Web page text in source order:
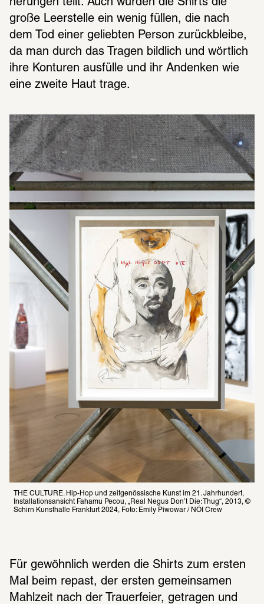
ne­run­gen teilt. Auch würden die Shirts die
große Leer­stelle ein wenig füllen, die nach
dem Tod einer gelieb­ten Person zurück­bleibe,
da man durch das Tragen bild­lich und wört­lich
ihre Kontu­ren ausfülle und ihr Andenken wie
eine zweite Haut trage.
THE CULTURE. Hip-Hop und zeitgenössische Kunst im 21. Jahrhundert,
Installationsansicht Fahamu Pecou, „Real Negus Don’t Die: Thug“, 2013, ©
Schirn Kunsthalle Frankfurt 2024, Foto: Emily Piwowar / NÓI Crew
Für gewöhnlich werden die Shirts zum ersten
Mal beim repast, der ersten gemeinsamen
Mahlzeit nach der Trauerfeier, getragen und